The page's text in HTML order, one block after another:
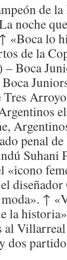
de
noche
«Boca lo
de la
– Boca
Tres
penal
Suhani
«icono
↑
la
al